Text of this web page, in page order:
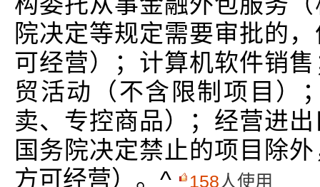
院决定等规定需要审批的
可经营）；计算机软件销
贸活动（不含限制项目）
卖、专控商品）；经营进
国务院决定禁止的项目除
方可经营）。^
158人使用